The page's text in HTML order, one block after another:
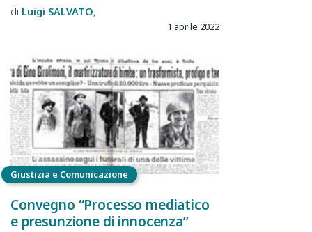
Luigi SALVATO
1 aprile 2022
Giustizia e Comunicazione
Convegno “Processo mediatico
e presunzione di innocenza”